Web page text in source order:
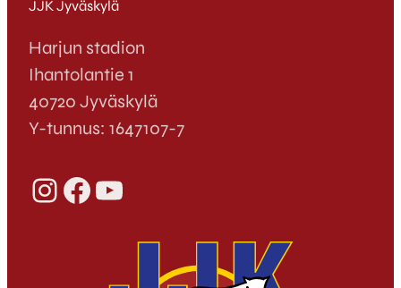
JJK Jyväskylä
Harjun stadion
Ihantolantie 1
40720 Jyväskylä
Y-tunnus: 1647107-7
InstagramFacebook YouTube